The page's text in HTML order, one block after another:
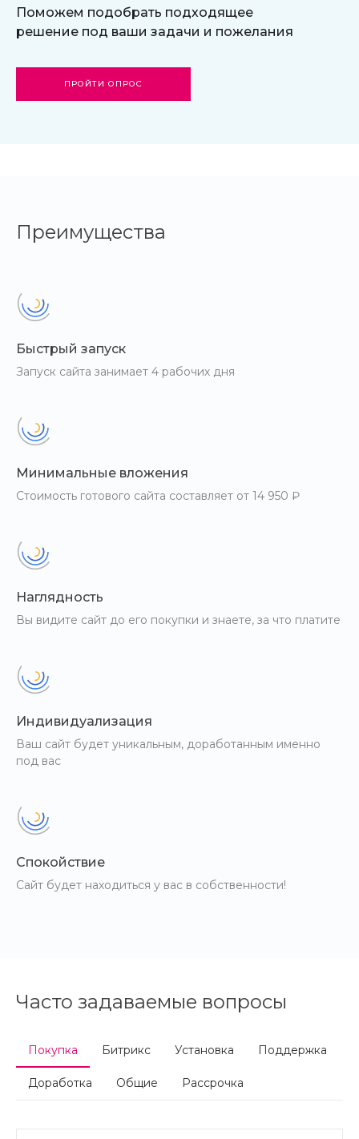
Поможем подобрать подходящее
решение под ваши задачи и пожелания
ПРОЙТИ ОПРОС
Преимущества
Быстрый запуск
Запуск сайта занимает 4 рабочих дня
Минимальные вложения
Стоимость готового сайта составляет от 14 950 ₽
Наглядность
Вы видите сайт до его покупки и знаете, за что платите
Индивидуализация
Ваш сайт будет уникальным, доработанным именно
под вас
Спокойствие
Сайт будет находиться у вас в собственности!
Часто задаваемые вопросы
Покупка Битрикс Установка Поддержка
Доработка Общие Рассрочка